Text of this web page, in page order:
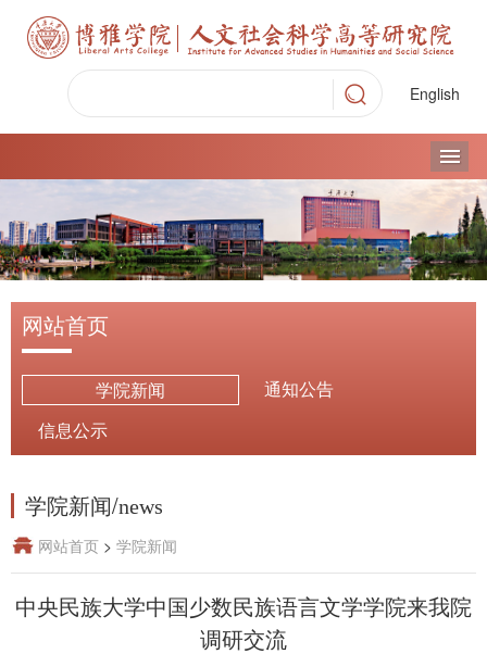
English
网站首页
学院新闻
通知公告
信息公示
学院新闻/news
网站首页 > 学院新闻
中央民族大学中国少数民族语言文学学院来我院
调研交流